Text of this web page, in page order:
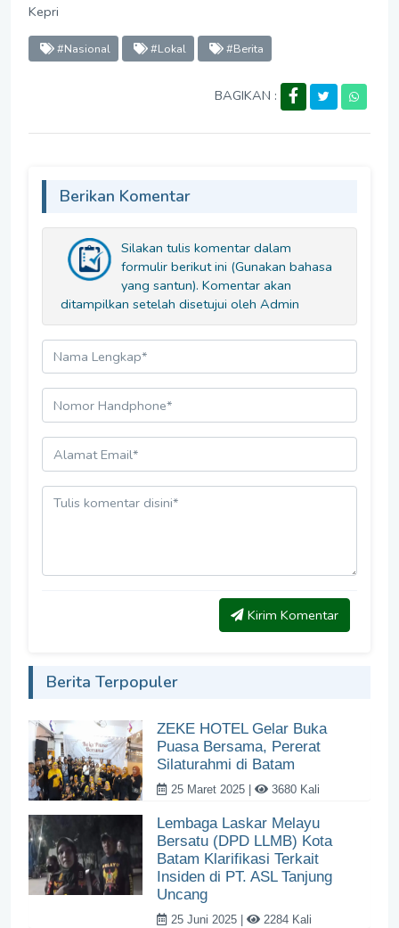
Kepri
#Nasional #Lokal #Berita
BAGIKAN :
Berikan Komentar
Silakan tulis komentar dalam
formulir berikut ini (Gunakan bahasa
yang santun). Komentar akan
ditampilkan setelah disetujui oleh Admin
Kirim Komentar
Berita Terpopuler
ZEKE HOTEL Gelar Buka
Puasa Bersama, Pererat
Silaturahmi di Batam
25 Maret 2025 | 3680 Kali
Lembaga Laskar Melayu
Bersatu (DPD LLMB) Kota
Batam Klarifikasi Terkait
Insiden di PT. ASL Tanjung
Uncang
25 Juni 2025 | 2284 Kali